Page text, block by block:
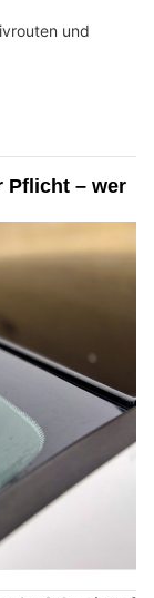
und
Pflicht – wer